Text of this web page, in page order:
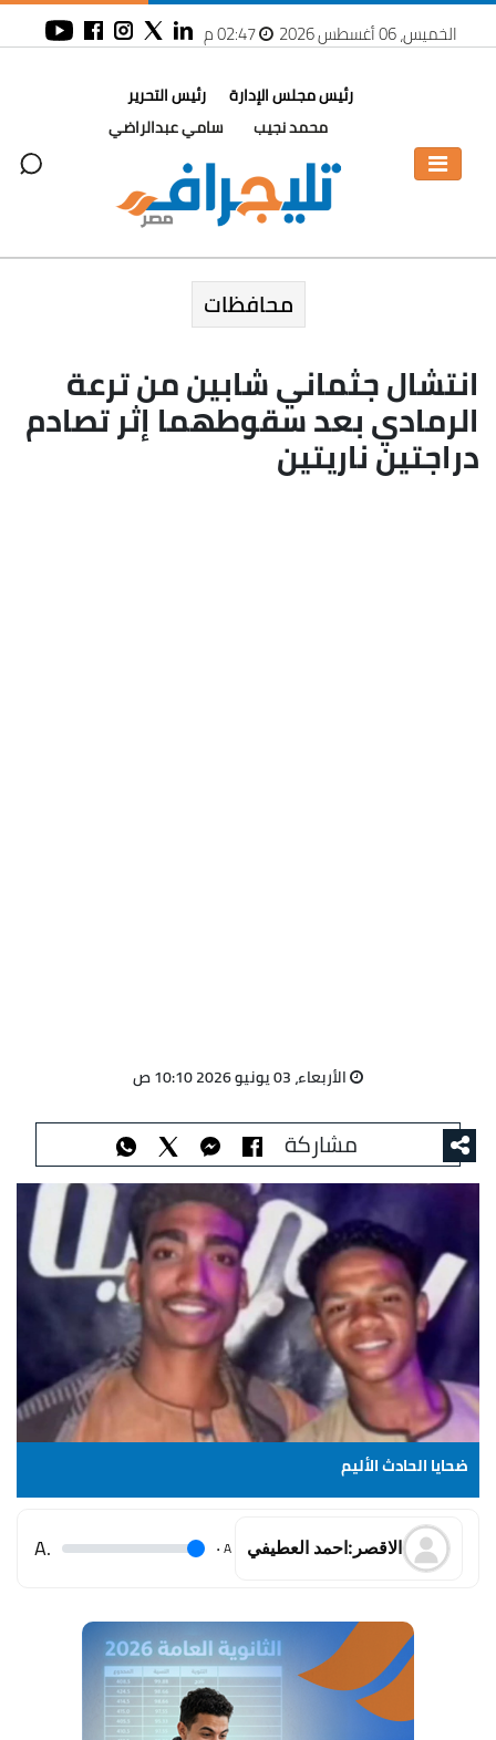
الخميس، 06 أغسطس 2026 02:47 م
رئيس مجلس الإدارة
محمد نجيب
رئيس التحرير
سامي عبدالراضي
محافظات
انتشال جثماني شابين من ترعة
الرمادي بعد سقوطهما إثر تصادم
دراجتين ناريتين
الأربعاء، 03 يونيو 2026 10:10 ص
مشاركة
ضحايا الحادث الأليم
الاقصر:احمد العطيفي A
.
.A